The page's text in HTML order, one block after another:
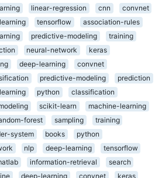
linear-regression cnn
convnet
tensorflow
association-rules
predictive-modeling
training
neural-network
keras
deep-learning
convnet
predictive-modeling
prediction
python
classification
scikit-learn
machine-learning
forest sampling
training
system
books
python
nlp deep-learning
tensorflow
information-retrieval
search
deep-learning convnet keras